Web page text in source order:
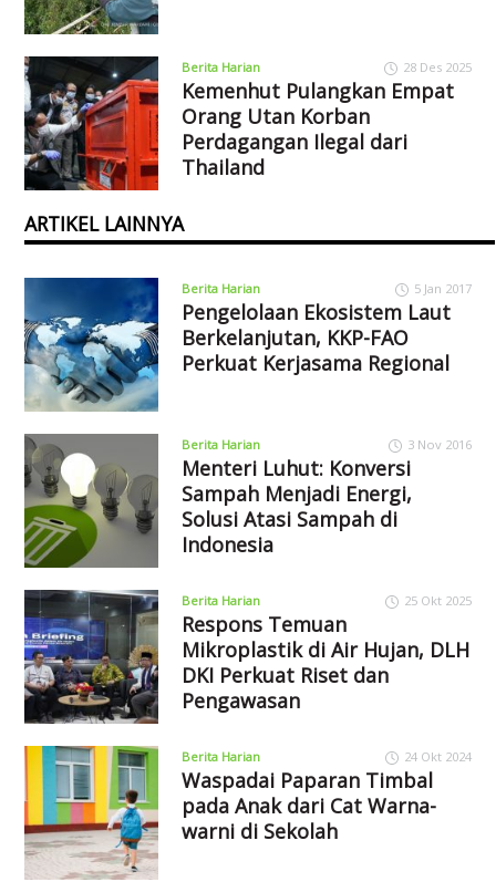
Berita Harian 28 Des 2025
Kemenhut Pulangkan Empat
Orang Utan Korban
Perdagangan Ilegal dari
Thailand
ARTIKEL LAINNYA
Berita Harian 5 Jan 2017
Pengelolaan Ekosistem Laut
Berkelanjutan, KKP-FAO
Perkuat Kerjasama Regional
Berita Harian 3 Nov 2016
Menteri Luhut: Konversi
Sampah Menjadi Energi,
Solusi Atasi Sampah di
Indonesia
Berita Harian 25 Okt 2025
Respons Temuan
Mikroplastik di Air Hujan, DLH
DKI Perkuat Riset dan
Pengawasan
Berita Harian 24 Okt 2024
Waspadai Paparan Timbal
pada Anak dari Cat Warna-
warni di Sekolah